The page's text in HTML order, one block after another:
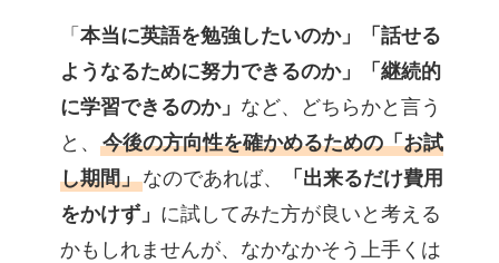
「 本当に英語を勉強したいのか」「話せる
ようなるために努力できるのか」「継続的
に学習できるのか」 など、どちらかと言う
と、 今後の方向性を確かめるための「お試
し期間」なのであれば、
「出来るだけ費用
をかけず」 に試してみた方が良いと考える
かもしれませんが、なかなかそう上手くは